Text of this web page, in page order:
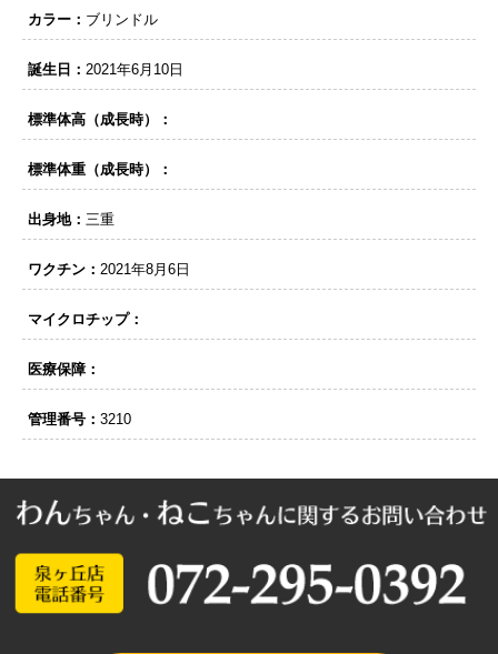
カラー： ブリンドル
誕生日： 2021年6月10日
標準体高（成長時）：
標準体重（成長時）：
出身地： 三重
ワクチン： 2021年8月6日
マイクロチップ：
医療保障：
管理番号： 3210